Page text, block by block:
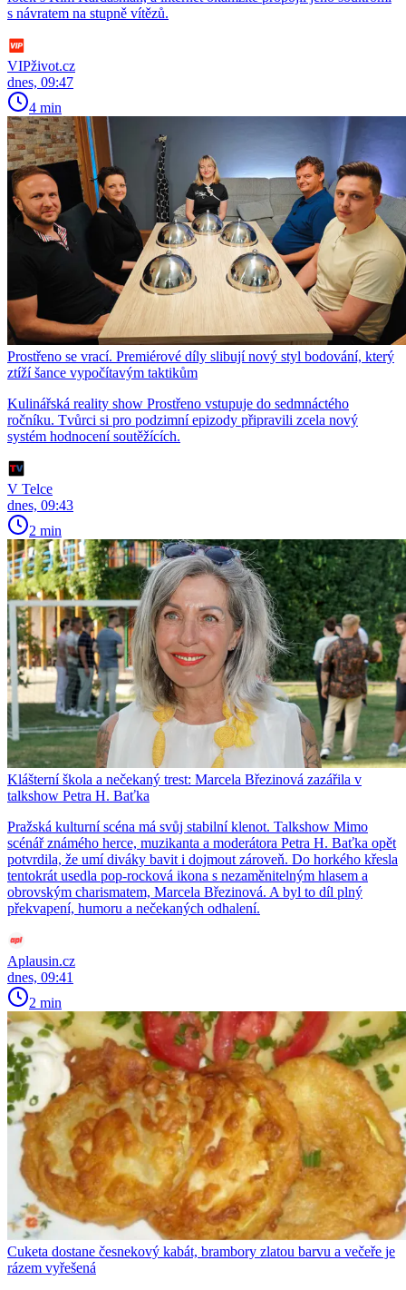
s návratem na stupně vítězů.
VIPživot.cz
dnes, 09:47
4 min
Prostřeno se vrací. Premiérové díly slibují nový styl bodování, který
ztíží šance vypočítavým taktikům
Kulinářská reality show Prostřeno vstupuje do sedmnáctého
ročníku. Tvůrci si pro podzimní epizody připravili zcela nový
systém hodnocení soutěžících.
V Telce
dnes, 09:43
2 min
Klášterní škola a nečekaný trest: Marcela Březinová zazářila v
talkshow Petra H. Baťka
Pražská kulturní scéna má svůj stabilní klenot. Talkshow Mimo
scénář známého herce, muzikanta a moderátora Petra H. Baťka opět
potvrdila, že umí diváky bavit i dojmout zároveň. Do horkého křesla
tentokrát usedla pop-rocková ikona s nezaměnitelným hlasem a
obrovským charismatem, Marcela Březinová. A byl to díl plný
překvapení, humoru a nečekaných odhalení.
Aplausin.cz
dnes, 09:41
2 min
Cuketa dostane česnekový kabát, brambory zlatou barvu a večeře je
rázem vyřešená